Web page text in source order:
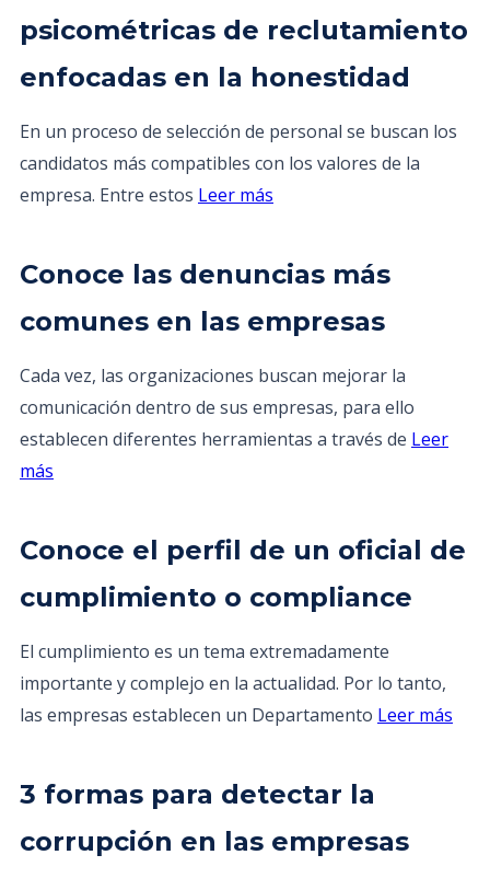
psicométricas de reclutamiento
enfocadas en la honestidad
En un proceso de selección de personal se buscan los
candidatos más compatibles con los valores de la
empresa. Entre estos Leer más
Conoce las denuncias más
comunes en las empresas
Cada vez, las organizaciones buscan mejorar la
comunicación dentro de sus empresas, para ello
establecen diferentes herramientas a través de Leer
más
Conoce el perfil de un oficial de
cumplimiento o compliance
El cumplimiento es un tema extremadamente
importante y complejo en la actualidad. Por lo tanto,
las empresas establecen un Departamento Leer más
3 formas para detectar la
corrupción en las empresas